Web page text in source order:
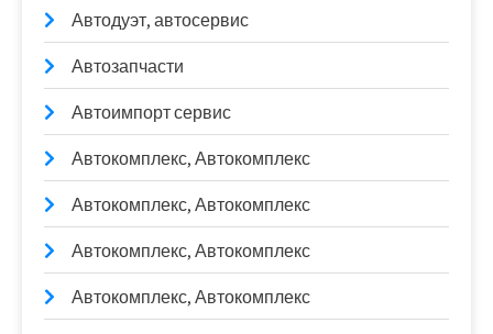
Автодуэт, автосервис
Автозапчасти
Автоимпорт сервис
Автокомплекс, Автокомплекс
Автокомплекс, Автокомплекс
Автокомплекс, Автокомплекс
Автокомплекс, Автокомплекс